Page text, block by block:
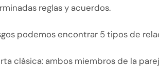
reglas y acuerdos.
podemos encontrar 5 tipos de
clásica: ambos miembros de la